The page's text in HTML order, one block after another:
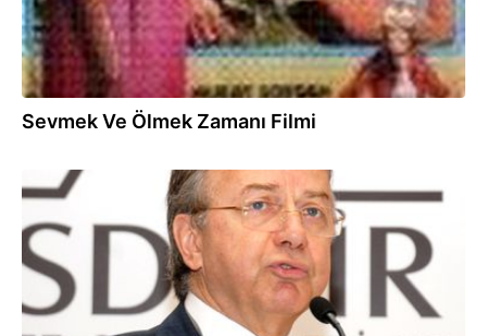
Sevmek Ve Ölmek Zamanı Filmi
12.05.2011